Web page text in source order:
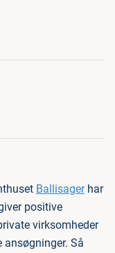
Ballisagerhar
positive
virksomheder
Så